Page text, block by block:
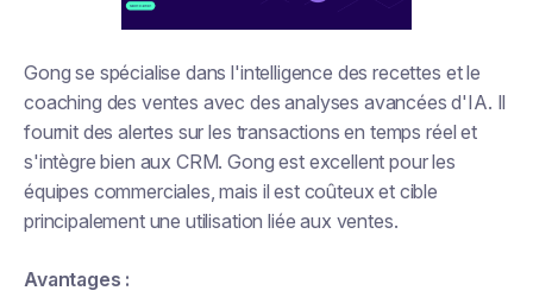
Gong se spécialise dans l'intelligence des recettes et le
coaching des ventes avec des analyses avancées d'IA. Il
fournit des alertes sur les transactions en temps réel et
s'intègre bien aux CRM. Gong est excellent pour les
équipes commerciales, mais il est coûteux et cible
principalement une utilisation liée aux ventes.
Avantages :